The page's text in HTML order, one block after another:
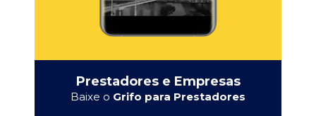
Prestadores e Empresas
Baixe o Grifo para Prestadores